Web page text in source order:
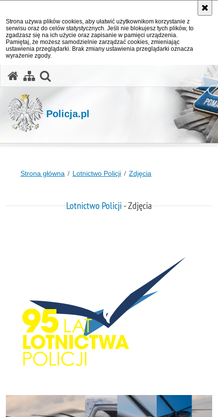
Strona używa plików cookies, aby ułatwić użytkownikom korzystanie z
serwisu oraz do celów statystycznych. Jeśli nie blokujesz tych plików, to
zgadzasz się na ich użycie oraz zapisanie w pamięci urządzenia.
Pamiętaj, że możesz samodzielnie zarządzać cookies, zmieniając
ustawienia przeglądarki. Brak zmiany ustawienia przeglądarki oznacza
wyrażenie zgody.
Policja.pl
Strona główna Lotnictwo Policji Zdjęcia
Lotnictwo Policji- Zdjęcia